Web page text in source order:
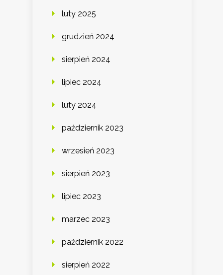
luty 2025
grudzień 2024
sierpień 2024
lipiec 2024
luty 2024
październik 2023
wrzesień 2023
sierpień 2023
lipiec 2023
marzec 2023
październik 2022
sierpień 2022